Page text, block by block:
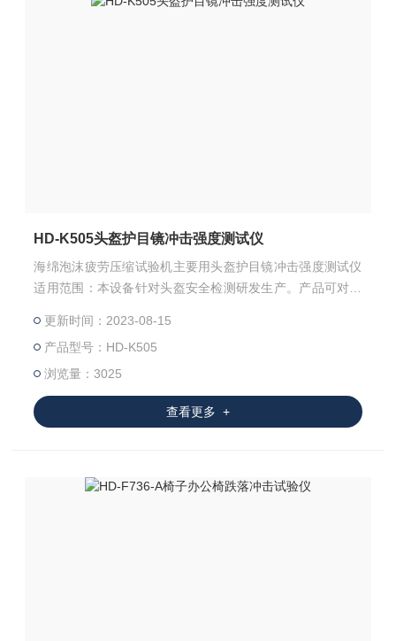
HD-K505头盔护目镜冲击强度测试仪
海绵泡沫疲劳压缩试验机主要用头盔护目镜冲击强度测试仪
适用范围：本设备针对头盔安全检测研发生产。产品可对头
广泛应用于头盔生产企业、各大质检单位及国家质检单位。
于泡沫聚合材料的往复压缩试验，测定残余变形率。由此可
以了解材料的动态疲劳特性。
更新时间：2023-08-15
产品型号：HD-K505
浏览量：3025
查看更多 +